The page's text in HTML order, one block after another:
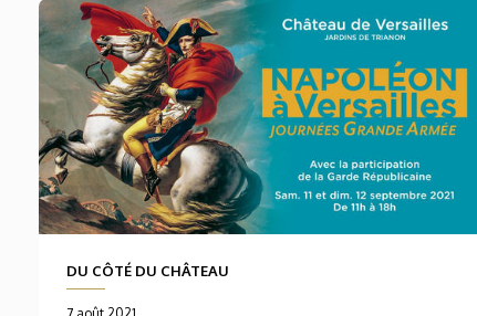
DU CÔTÉ DU CHÂTEAU